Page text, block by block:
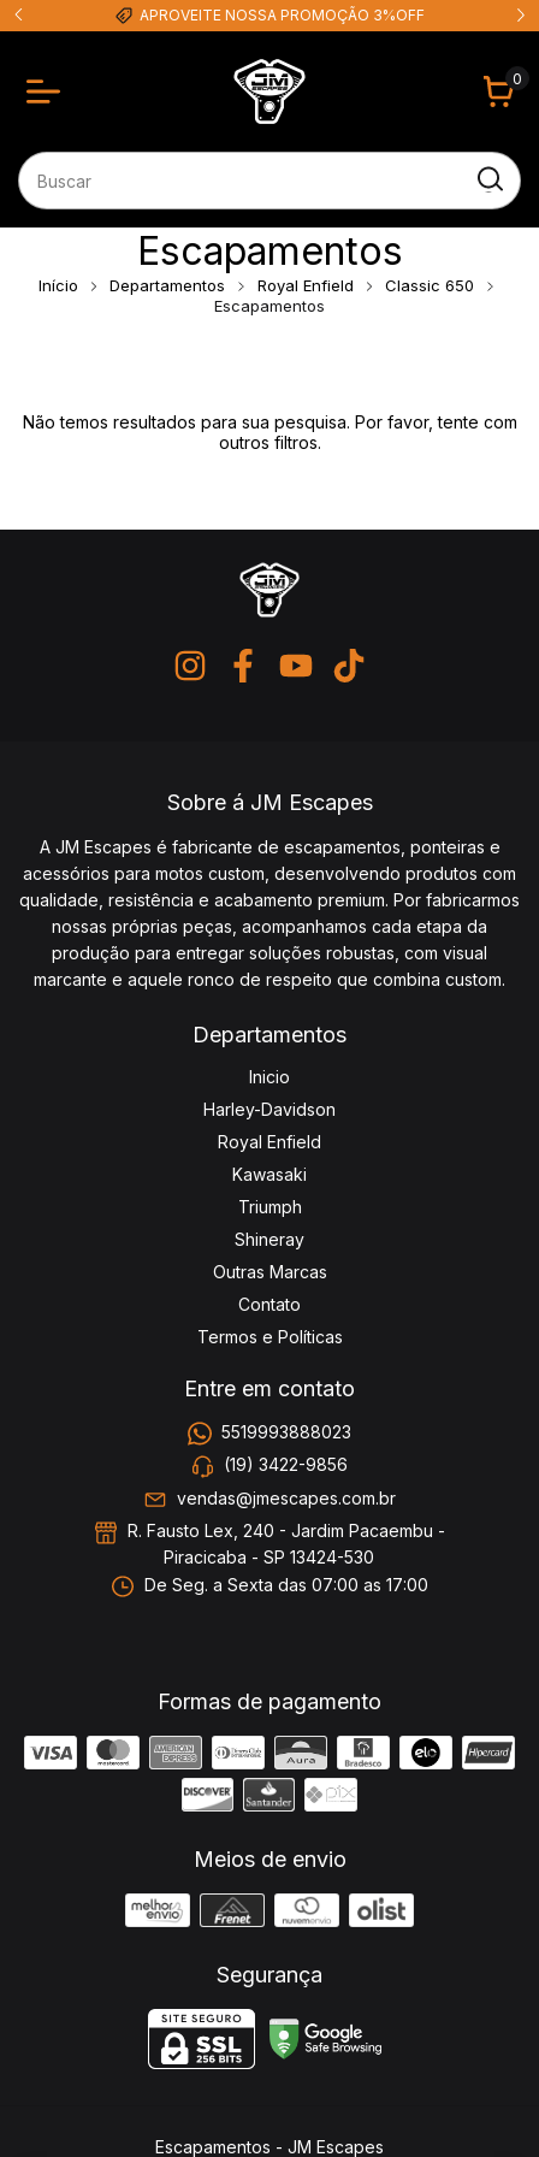
APROVEITE NOSSA PROMOÇÃO 3%OFF
0
Escapamentos
Início Departamentos Royal Enfield
Classic 650
Escapamentos
Não temos resultados para sua pesquisa. Por favor, tente com
outros filtros.
Sobre á JM Escapes
A JM Escapes é fabricante de escapamentos, ponteiras e
acessórios para motos custom, desenvolvendo produtos com
qualidade, resistência e acabamento premium. Por fabricarmos
nossas próprias peças, acompanhamos cada etapa da
produção para entregar soluções robustas, com visual
marcante e aquele ronco de respeito que combina custom.
Departamentos
Inicio
Harley-Davidson
Royal Enfield
Kawasaki
Triumph
Shineray
Outras Marcas
Contato
Termos e Políticas
Entre em contato
5519993888023
(19) 3422-9856
vendas@jmescapes.com.br
R. Fausto Lex, 240 - Jardim Pacaembu -
Piracicaba - SP 13424-530
De Seg. a Sexta das 07:00 as 17:00
Formas de pagamento
Meios de envio
Segurança
Escapamentos - JM Escapes